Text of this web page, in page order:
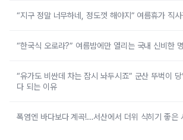
“지구 정말 너무하네, 정도껏 해야지” 여름휴가 직
“한국식 오로라?” 여름밤에만 열리는 국내 신비한
“유가도 비싼데 차는 잠시 놔두시죠” 군산 뚜벅이
다 되는 이유
폭염엔 바다보다 계곡!…서산에서 더위 식히기 좋은